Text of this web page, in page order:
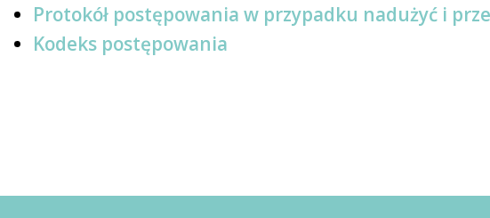
Protokół postępowania w przypadku nadużyć i
Kodeks postępowania